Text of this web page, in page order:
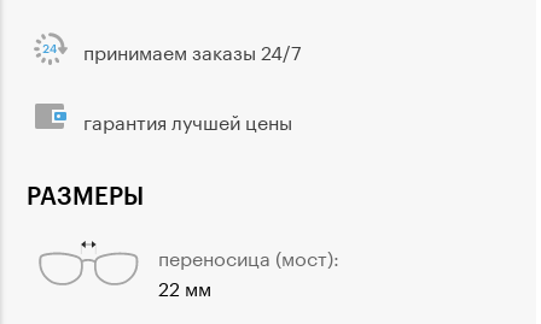
РАЗМЕРЫ
переносица (мост):
22 мм
принимаем заказы 24/7
гарантия лучшей цены